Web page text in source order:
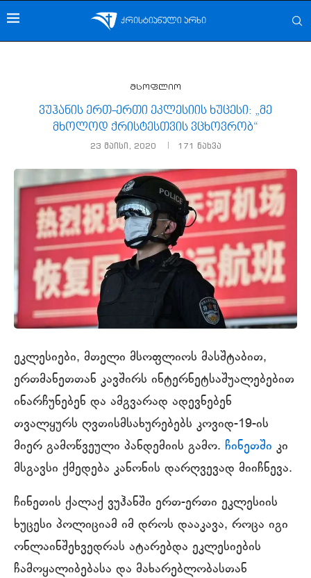
მსოფლიო
ვუჰანის ერთ-ერთი ეკლესიის ხუცესი: „მე
მხოლოდ ქრისტესთვის ვცხოვრობ“
23 მაისი, 2020 171 ნახვა
ეკლესიები, მთელი მსოფლიოს მასშტაბით,
ერთმანეთთან კავშირს ინტერნეტსაშუალებებით
ინარჩუნებენ და ამგვარად ადევნებენ
თვალყურს ღვთისმსახურებებს კოვიდ-19-ის
მიერ გამოწვეული პანდემიის გამო. ჩინეთში კი
მსგავსი ქმედება კანონის დარღვევად მიიჩნევა.
ჩინეთის ქალაქ ვუჰანში ერთ-ერთი ეკლესიის
ხუცესი პოლიციამ იმ დროს დააკავა, როცა იგი
ონლაინშეხვედრას ატარებდა ეკლესიების
ჩამოყალიბებასა და მახარებლობასთან